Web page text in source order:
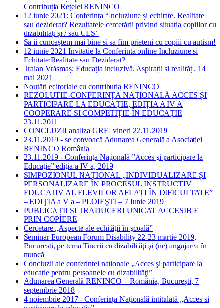
Contribuția Rețelei RENINCO
12 iunie 2021: Conferința “Incluziune și echitate. Realitate
sau deziderat? Rezultatele cercetării privind situația copiilor cu
dizabilități și / sau CES”
Sa ii cunoaștem mai bine si sa fim prieteni cu copiii cu autism!
12 iunie 2021 Invitatie la Conferinta online Incluziune si
Echitate:Realitate sau Deziderat?
Traian Vrăsmaș: Educația incluzivă. Aspirații și realități. 14
mai 2021
Noutăți editoriale cu contribuția RENINCO
REZOLUTIE-CONFERINȚA NAȚIONALĂ ACCES ȘI
PARTICIPARE LA EDUCAȚIE, EDIȚIA A IV A
COOPERARE SI COMPETIȚIE ÎN EDUCAȚIE
23.11.2011
CONCLUZII analiza GREI vineri 22.11.2019
23.11.2019 - se convoacă Adunarea Generală a Asociației
RENINCO România
23.11.2019 - Conferinţa Naţională ”Acces şi participare la
Educaţie” ediţia a IV a, 2019
SIMPOZIONUL NAȚIONAL „INDIVIDUALIZARE ȘI
PERSONALIZARE ÎN PROCESUL INSTRUCTIV-
EDUCATIV AL ELEVILOR AFLAȚI ÎN DIFICULTATE”
– EDIŢIA a V a – PLOIEŞTI – 7 Iunie 2019
PUBLICAȚII ȘI TRADUCERI UNICAT ACCESIBIE
PRIN COPIERE
Cercetare „Aspecte ale echităţii în şcoală”
Seminar European Forum Disability 22-23 martie 2019,
Bucuresti, pe tema Tinerii cu dizabilităţi şi (ne) angajarea în
muncă
Concluzii ale conferinței naționale „Acces şi participare la
educație pentru persoanele cu dizabilităţi”
Adunarea Generală RENINCO – România, București, 7
septembrie 2018
4 noiembrie 2017 - Conferința Națională intitulată „Acces si